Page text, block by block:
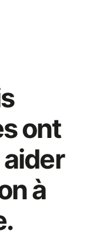
ont
à